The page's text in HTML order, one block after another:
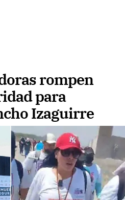
rompen
para
Izaguirre